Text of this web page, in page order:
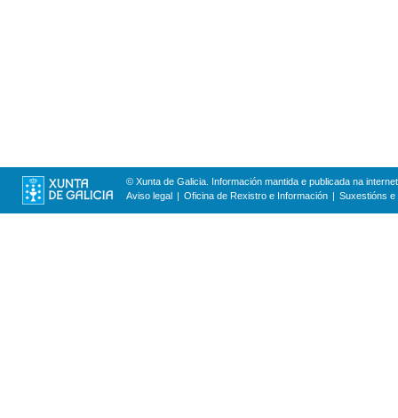
© Xunta de Galicia. Información mantida e publicada na
Aviso legal
Oficina de Rexistro e Información Suxestións e